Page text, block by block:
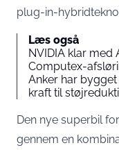
plug-in-
Læs også
NVIDIA klar
Computex-
Anker har
kraft til
Den nye superbil
gennem en